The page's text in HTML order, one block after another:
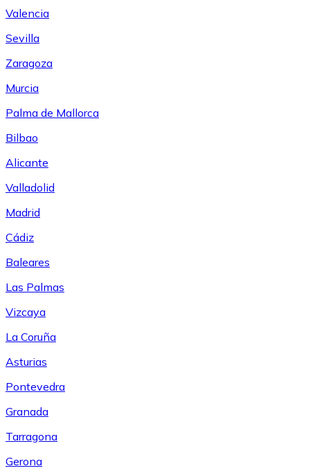
Valencia
Sevilla
Zaragoza
Murcia
Palma de Mallorca
Bilbao
Alicante
Valladolid
Madrid
Cádiz
Baleares
Las Palmas
Vizcaya
La Coruña
Asturias
Pontevedra
Granada
Tarragona
Gerona